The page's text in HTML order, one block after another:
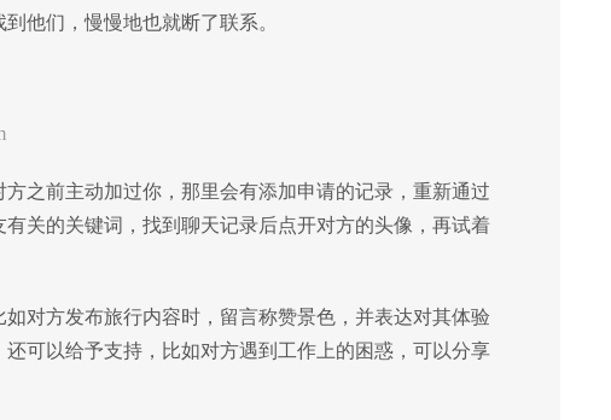
他们，慢慢地也就断了联系。
之前主动加过你，那里会有添加申请的记录，重新通过
关的关键词，找到聊天记录后点开对方的头像，再试着
对方发布旅行内容时，留言称赞景色，并表达对其体验
可以给予支持，比如对方遇到工作上的困惑，可以分享